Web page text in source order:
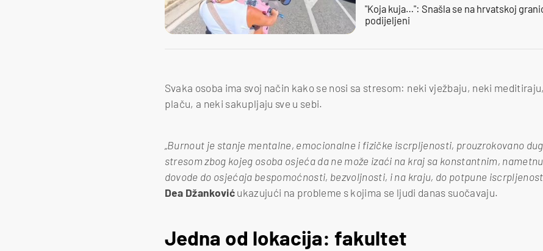
"Koja kuja…": Snašla se na hrvatskoj
podijeljeni
Svaka osoba ima svoj način kako se nosi sa stresom: neki vježbaju, neki
plaču, a neki sakupljaju sve u sebi.
„Burnout je stanje mentalne, emocionalne i fizičke iscrpljenosti, prouzrokovano
stresom zbog kojeg osoba osjeća da ne može izaći na kraj sa konstantnim,
dovode do osjećaja bespomoćnosti, bezvoljnosti, i na kraju, do potpune
Dea Džankovićukazujući na probleme s kojima se ljudi danas suočavaju.
Jedna od lokacija: fakultet